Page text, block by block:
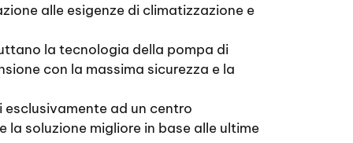
alle esigenze di climatizzazione e
la tecnologia della pompa di
con la massima sicurezza e la
ad un centro
soluzione migliore in base alle ultime